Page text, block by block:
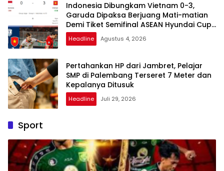
Indonesia Dibungkam Vietnam 0-3,
Garuda Dipaksa Berjuang Mati-matian
Demi Tiket Semifinal ASEAN Hyundai Cup
2026
Headline Agustus 4, 2026
Pertahankan HP dari Jambret, Pelajar
SMP di Palembang Terseret 7 Meter dan
Kepalanya Ditusuk
Headline Juli 29, 2026
Sport